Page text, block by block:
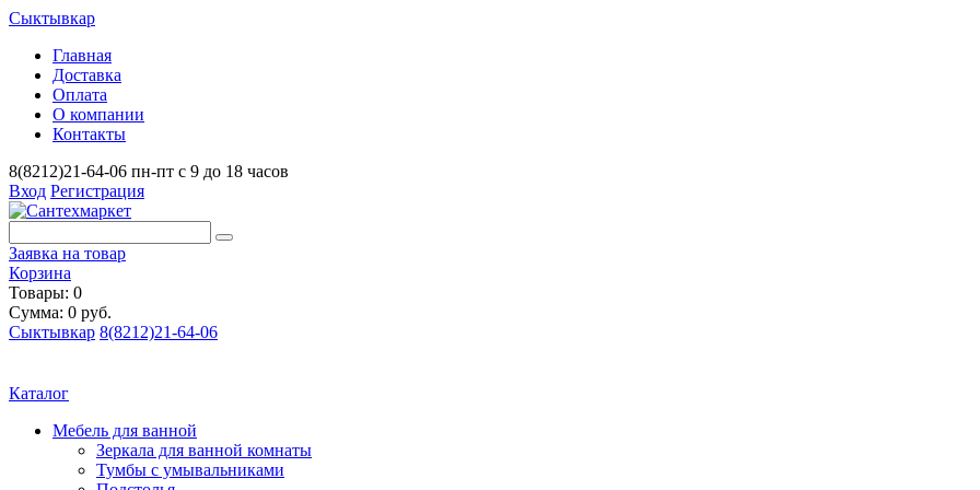
Сыктывкар
Главная
Доставка
Оплата
О компании
Контакты
8(8212)21-64-06 пн-пт с 9 до 18 часов
Вход Регистрация
Заявка на товар
Корзина
Товары: 0
Сумма: 0 руб.
Сыктывкар 8(8212)21-64-06
Каталог
Мебель для ванной
Зеркала для ванной комнаты
Тумбы с умывальниками